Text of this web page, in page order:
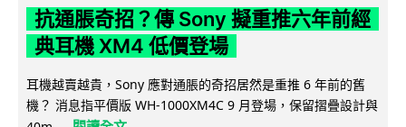
抗通脹奇招？傳 Sony 擬重推六年前經
典耳機 XM4 低價登場
耳機越賣越貴，Sony 應對通脹的奇招居然是重推 6 年前的舊
機？ 消息指平價版 WH-1000XM4C 9 月登場，保留摺疊設計與